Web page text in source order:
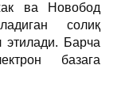
ва Новобод
солиқ
этилади. Барча
базага